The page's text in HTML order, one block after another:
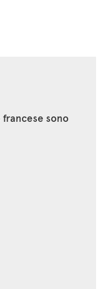
sono